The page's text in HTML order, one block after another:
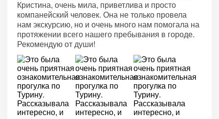
Кристина, очень мила, приветлива и просто
компанейский человек. Она не только провела
нам экскурсию, но и очень много нам помогала на
протяжении всего нашего пребывания в городе.
Рекомендую от души!